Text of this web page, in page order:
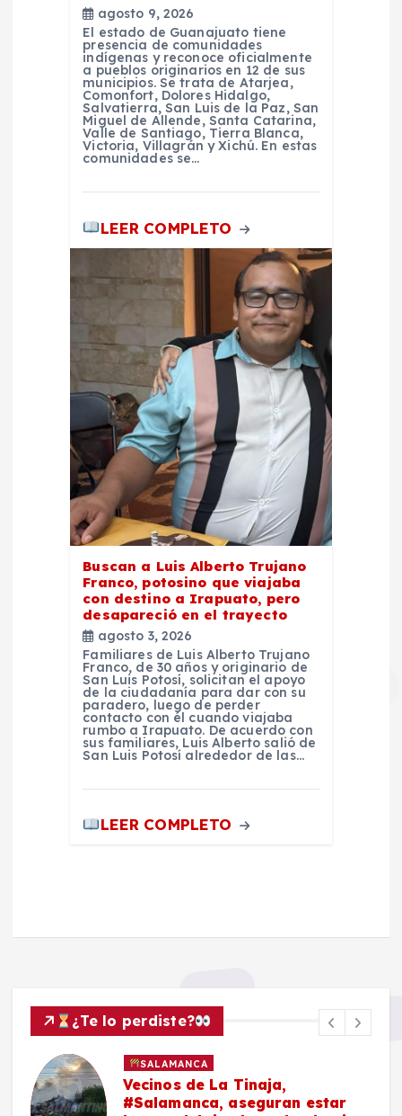
agosto 9, 2026
El estado de Guanajuato tiene
presencia de comunidades
indígenas y reconoce oficialmente
a pueblos originarios en 12 de sus
municipios. Se trata de Atarjea,
Comonfort, Dolores Hidalgo,
Salvatierra, San Luis de la Paz, San
Miguel de Allende, Santa Catarina,
Valle de Santiago, Tierra Blanca,
Victoria, Villagrán y Xichú. En estas
comunidades se…
LEER COMPLETO
Buscan a Luis Alberto Trujano
Franco, potosino que viajaba
con destino a Irapuato, pero
desapareció en el trayecto
agosto 3, 2026
Familiares de Luis Alberto Trujano
Franco, de 30 años y originario de
San Luis Potosí, solicitan el apoyo
de la ciudadanía para dar con su
paradero, luego de perder
contacto con él cuando viajaba
rumbo a Irapuato. De acuerdo con
sus familiares, Luis Alberto salió de
San Luis Potosí alrededor de las…
LEER COMPLETO
¿Te lo perdiste?
SALAMANCA
Vecinos de La Tinaja,
#Salamanca, aseguran estar